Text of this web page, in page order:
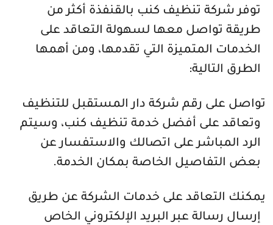
توفر شركة تنظيف كنب بالقنفذة أكثر من
طريقة تواصل معها لسهولة التعاقد على
الخدمات المتميزة التي تقدمها، ومن أهمها
الطرق التالية:
تواصل على رقم شركة دار المستقبل للتنظيف
وتعاقد على أفضل خدمة تنظيف كنب، وسيتم
الرد المباشر على اتصالك والاستفسار عن
بعض التفاصيل الخاصة بمكان الخدمة.
يمكنك التعاقد على خدمات الشركة عن طريق
إرسال رسالة عبر البريد الإلكتروني الخاص